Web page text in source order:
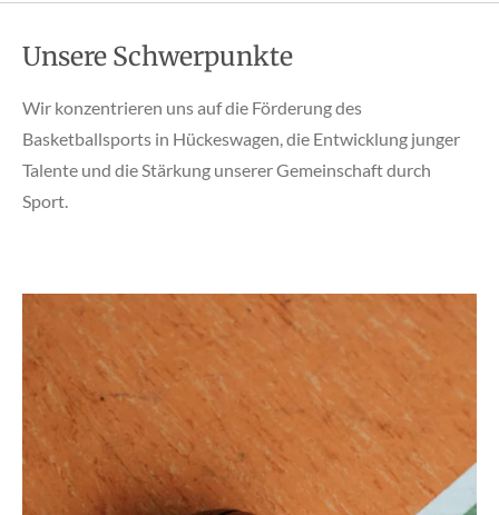
Unsere Schwerpunkte
Wir konzentrieren uns auf die Förderung des
Basketballsports in Hückeswagen, die Entwicklung junger
Talente und die Stärkung unserer Gemeinschaft durch
Sport.